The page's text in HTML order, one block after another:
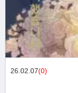
26.02.07(0)